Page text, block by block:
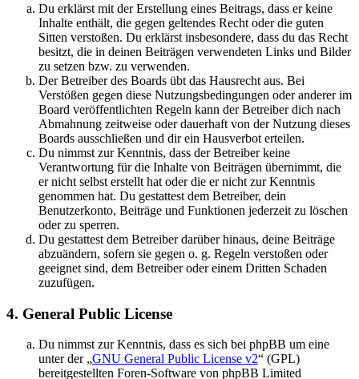
Du erklärst mit der Erstellung eines Beitrags, dass er keine
Inhalte enthält, die gegen geltendes Recht oder die guten
Sitten verstoßen. Du erklärst insbesondere, dass du das Recht
besitzt, die in deinen Beiträgen verwendeten Links und Bilder
zu setzen bzw. zu verwenden.
Der Betreiber des Boards übt das Hausrecht aus. Bei
Verstößen gegen diese Nutzungsbedingungen oder anderer im
Board veröffentlichten Regeln kann der Betreiber dich nach
Abmahnung zeitweise oder dauerhaft von der Nutzung dieses
Boards ausschließen und dir ein Hausverbot erteilen.
Du nimmst zur Kenntnis, dass der Betreiber keine
Verantwortung für die Inhalte von Beiträgen übernimmt, die
er nicht selbst erstellt hat oder die er nicht zur Kenntnis
genommen hat. Du gestattest dem Betreiber, dein
Benutzerkonto, Beiträge und Funktionen jederzeit zu löschen
oder zu sperren.
Du gestattest dem Betreiber darüber hinaus, deine Beiträge
abzuändern, sofern sie gegen o. g. Regeln verstoßen oder
geeignet sind, dem Betreiber oder einem Dritten Schaden
zuzufügen.
4. General Public License
Du nimmst zur Kenntnis, dass es sich bei phpBB um eine
unter der „GNU General Public License v2“ (GPL)
bereitgestellten Foren-Software von phpBB Limited